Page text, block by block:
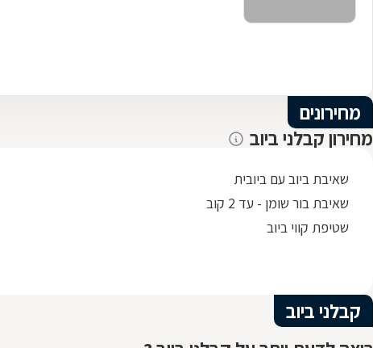
מחירונים
מחירון קבלני ביוב
שאיבת ביוב עם ביובית
שאיבת בור שומן - עד 2 קוב
שטיפת קווי ביוב
קבלני ביוב